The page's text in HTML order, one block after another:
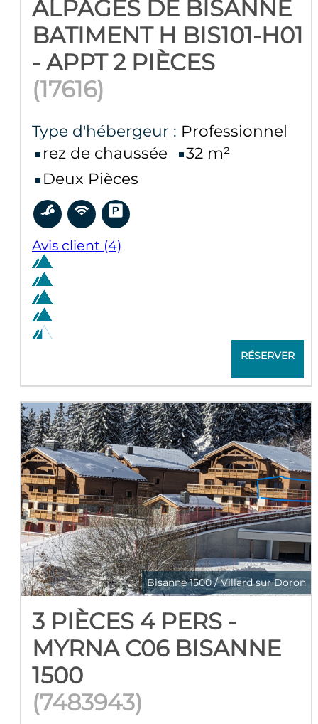
ALPAGES DE BISANNE
BATIMENT H BIS101-H01
- APPT 2 PIÈCES
(17616)
Type d'hébergeur : Professionnel
rez de chaussée
32 m²
Deux Pièces
Avis client (4)
RÉSERVER
Bisanne 1500 / Villard sur Doron
3 PIÈCES 4 PERS -
MYRNA C06 BISANNE
1500
(7483943)